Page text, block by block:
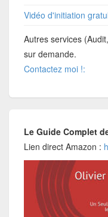
Vidéo d'initiation
Autres services
sur demande.
Contactez moi !:
Le Guide Complet
Lien direct Amazon :